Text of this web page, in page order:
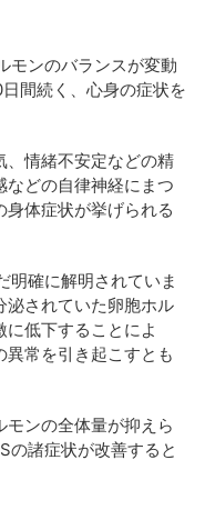
モンのバランスが変動
間続く、心身の症状を
、情緒不安定などの精
どの自律神経にまつ
体症状が挙げられる
明確に解明されていま
泌されていた卵胞ホル
低下することによ
異常を引き起こすとも
ンの全体量が抑えら
の諸症状が改善すると